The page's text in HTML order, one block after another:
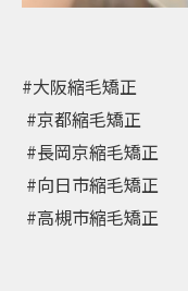
#大阪縮毛矯正 ⁡
⁡ #京都縮毛矯正 ⁡
⁡ #長岡京縮毛矯正⁡
⁡ #向日市縮毛矯正 ⁡
⁡ #高槻市縮毛矯正